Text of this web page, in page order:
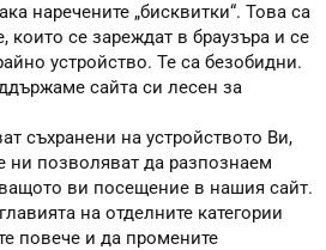
наречените „бисквитки“. Това са
които се зареждат в браузъра и се
устройство. Те са безобидни.
сайта си лесен за
съхранени на устройството Ви,
ни позволяват да разпознаем
ви посещение в нашия сайт.
на отделните категории
повече и да промените